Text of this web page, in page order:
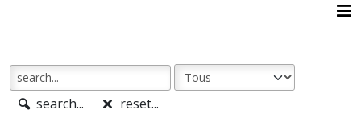
search... reset...